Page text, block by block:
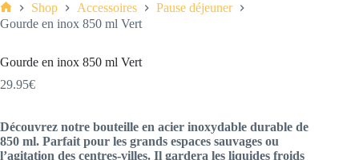
Accueil
Shop Accessoires
Pause déjeuner
Gourde en inox 850 ml Vert
Gourde en inox 850 ml Vert
29.95€
Découvrez notre bouteille en acier inoxydable durable de
850 ml. Parfait pour les grands espaces sauvages ou
l’agitation des centres-villes. Il gardera les liquides froids